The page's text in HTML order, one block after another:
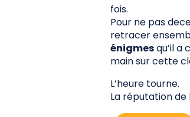
fois.
Pour ne pas
retracer
énigmesqu’il a
main sur cette
L’heure tourne.
La réputation